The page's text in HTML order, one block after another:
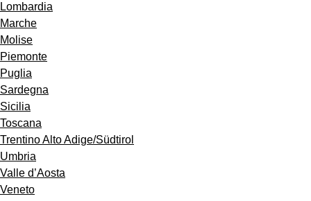
Lombardia
Marche
Molise
Piemonte
Puglia
Sardegna
Sicilia
Toscana
Trentino Alto Adige/Südtirol
Umbria
Valle d’Aosta
Veneto